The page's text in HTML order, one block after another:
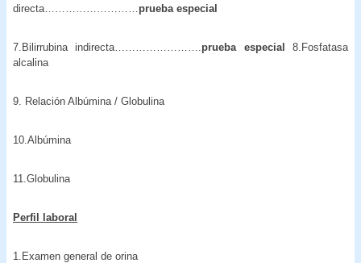
directa……………………… prueba especial
7.Bilirrubina indirecta……………………. prueba especial8.Fosfatasa
alcalina
9. Relación Albúmina / Globulina
10.Albúmina
11.Globulina
Perfil laboral
1.Examen general de orina